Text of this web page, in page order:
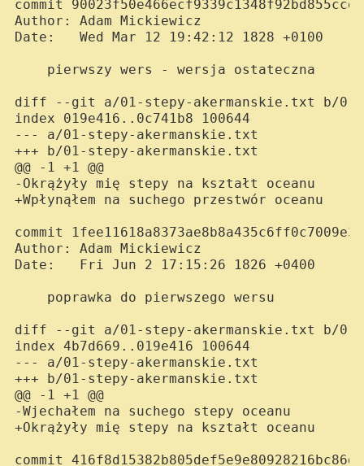
commit
Author: Adam Mickiewicz
Date:   Wed Mar 12 19:42:12 1828 +0100
    pierwszy wers - wersja ostateczna
diff --git a/01-stepy-akermanskie.txt b/01-
index 019e416..0c741b8 100644
--- a/01-stepy-akermanskie.txt
+++ b/01-stepy-akermanskie.txt
@@ -1 +1 @@
-Okrążyły mię stepy na kształt oceanu
+Wpłynąłem na suchego przestwór oceanu
commit
Author: Adam Mickiewicz
Date:   Fri Jun 2 17:15:26 1826 +0400
    poprawka do pierwszego wersu
diff --git a/01-stepy-akermanskie.txt b/01-
index 4b7d669..019e416 100644
--- a/01-stepy-akermanskie.txt
+++ b/01-stepy-akermanskie.txt
@@ -1 +1 @@
-Wjechałem na suchego stepy oceanu
+Okrążyły mię stepy na kształt oceanu
commit